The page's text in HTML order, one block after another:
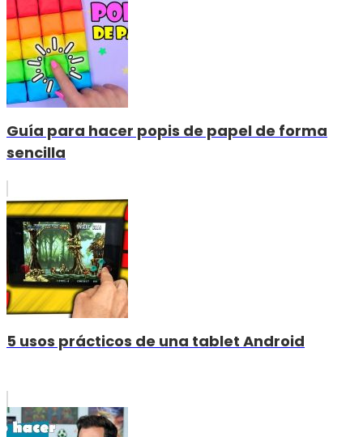
Guía para hacer popis de papel de forma
sencilla
5 usos prácticos de una tablet Android